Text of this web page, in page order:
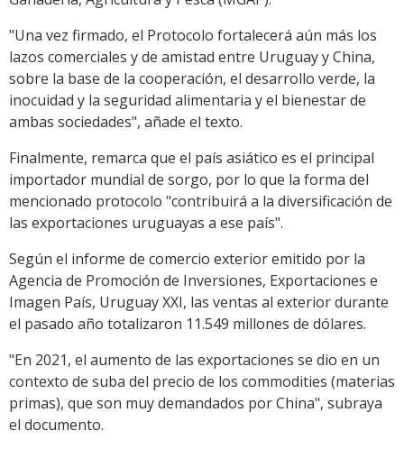
"Una vez firmado, el Protocolo fortalecerá aún más los
lazos comerciales y de amistad entre Uruguay y China,
sobre la base de la cooperación, el desarrollo verde, la
inocuidad y la seguridad alimentaria y el bienestar de
ambas sociedades", añade el texto.
Finalmente, remarca que el país asiático es el principal
importador mundial de sorgo, por lo que la forma del
mencionado protocolo "contribuirá a la diversificación de
las exportaciones uruguayas a ese país".
Según el informe de comercio exterior emitido por la
Agencia de Promoción de Inversiones, Exportaciones e
Imagen País, Uruguay XXI, las ventas al exterior durante
el pasado año totalizaron 11.549 millones de dólares.
"En 2021, el aumento de las exportaciones se dio en un
contexto de suba del precio de los commodities (materias
primas), que son muy demandados por China", subraya
el documento.